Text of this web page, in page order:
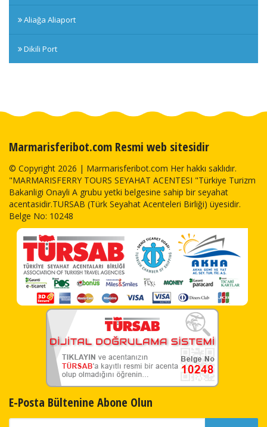
Aliağa Aliaport
Dikili Port
Marmarisferibot.com Resmi web sitesidir
© Copyright 2026 | Marmarisferibot.com Her hakkı saklıdır.
"MARMARISFERRY TOURS SEYAHAT ACENTESI "Türkiye Turizm
Bakanligi Onayli A grubu yetki belgesine sahip bir seyahat
acentasidir.TURSAB (Türk Seyahat Acenteleri Birliği) üyesidir.
Belge No: 10248
E-Posta Bültenine Abone Olun